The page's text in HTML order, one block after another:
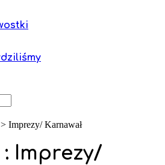
> Imprezy/ Karnawał
Imprezy/